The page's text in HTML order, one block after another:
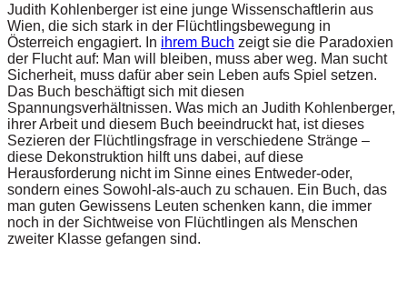
Judith Kohlenberger ist eine junge Wissenschaftlerin aus
Wien, die sich stark in der Flüchtlingsbewegung in
Österreich engagiert. In ihrem Buch zeigt sie die Paradoxien
der Flucht auf: Man will bleiben, muss aber weg. Man sucht
Sicherheit, muss dafür aber sein Leben aufs Spiel setzen.
Das Buch beschäftigt sich mit diesen
Spannungsverhältnissen. Was mich an Judith Kohlenberger,
ihrer Arbeit und diesem Buch beeindruckt hat, ist dieses
Sezieren der Flüchtlingsfrage in verschiedene Stränge –
diese Dekonstruktion hilft uns dabei, auf diese
Herausforderung nicht im Sinne eines Entweder-oder,
sondern eines Sowohl-als-auch zu schauen. Ein Buch, das
man guten Gewissens Leuten schenken kann, die immer
noch in der Sichtweise von Flüchtlingen als Menschen
zweiter Klasse gefangen sind.